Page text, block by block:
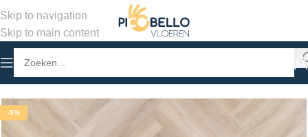
Skip to navigation
Skip to main content
Home/Winkel
-5%